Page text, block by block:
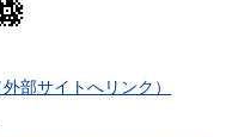
部サイトへリンク）